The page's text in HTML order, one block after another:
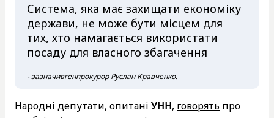
Система, яка має захищати економіку
держави, не може бути місцем для
тих, хто намагається використати
посаду для власного збагачення
-зазначивгенпрокурор Руслан Кравченко.
Народні депутати, опитаніУНН, говорять про